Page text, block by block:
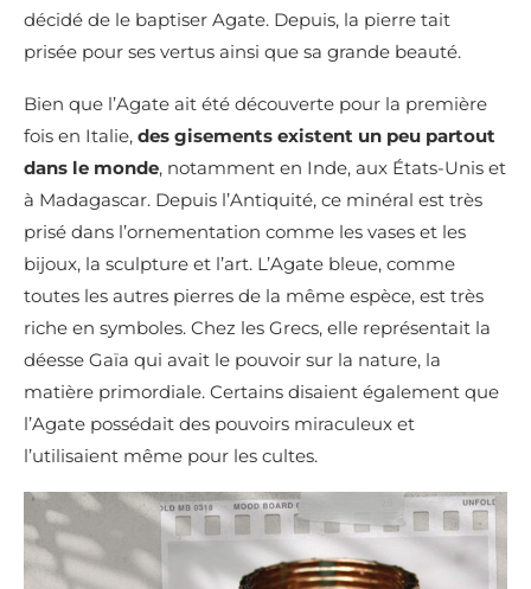
décidé de le baptiser Agate. Depuis, la pierre tait
prisée pour ses vertus ainsi que sa grande beauté.
Bien que l’Agate ait été découverte pour la première
fois en Italie, des gisements existent un peu partout
dans le monde, notamment en Inde, aux États-Unis et
à Madagascar. Depuis l’Antiquité, ce minéral est très
prisé dans l’ornementation comme les vases et les
bijoux, la sculpture et l’art. L’Agate bleue, comme
toutes les autres pierres de la même espèce, est très
riche en symboles. Chez les Grecs, elle représentait la
déesse Gaïa qui avait le pouvoir sur la nature, la
matière primordiale. Certains disaient également que
l’Agate possédait des pouvoirs miraculeux et
l’utilisaient même pour les cultes.